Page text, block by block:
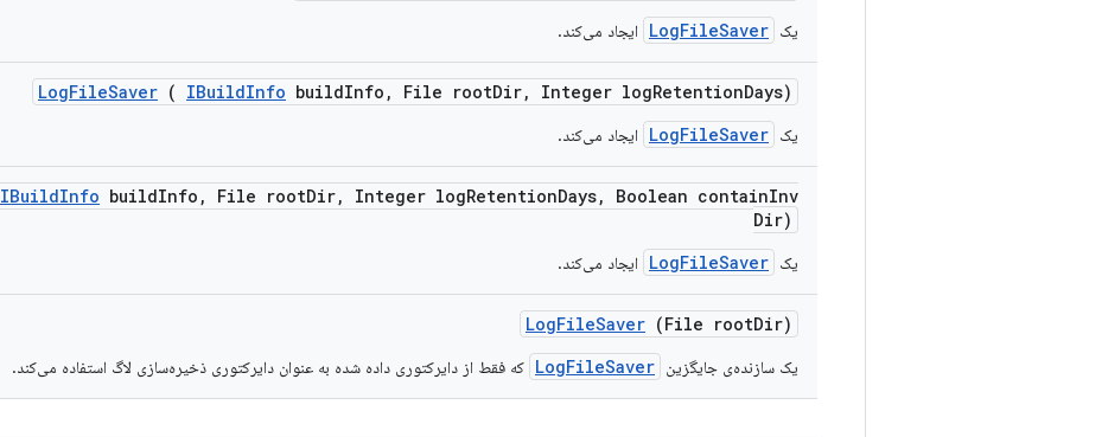
یک LogFileSaver ایجاد می‌کند.
LogFileSaver ( IBuildInfo buildInfo , File rootDir, Integer logRetentionDays)
یک LogFileSaver ایجاد می‌کند.
IBuildInfo buildInfo , File rootDir, Integer logRetentionDays, Boolean containInv
Dir)
یک LogFileSaver ایجاد می‌کند.
LogFileSaver (File rootDir)
یک سازنده‌ی جایگزین LogFileSaver که فقط از دایرکتوری داده شده به عنوان دایرکتوری ذخیره‌سازی لاگ استفاده می‌کند.